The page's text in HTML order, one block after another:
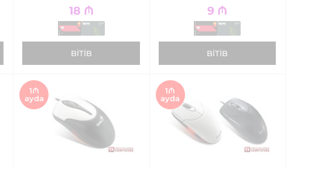
18 ₼
BITIB
9 ₼
BITIB
1₼
ayda
1₼
ayda